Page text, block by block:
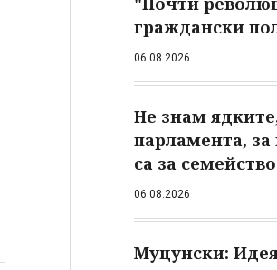
граждански
06.08.2026
Не знам
парламента,
са за
06.08.2026
Муцунски: